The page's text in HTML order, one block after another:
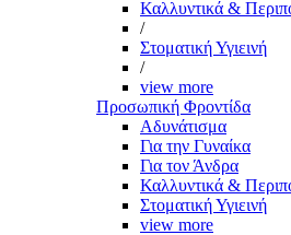
Καλλυντικά &
/
Στοματική Υγιεινή
/
view more
Προσωπική Φροντίδα
Αδυνάτισμα
Για την Γυναίκα
Για τον Άνδρα
Καλλυντικά &
Στοματική Υγιεινή
view more